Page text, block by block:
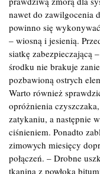
nawet do zawilgocenia
powinno się
– wiosną i jesienią.
siatkę zabezpieczającą
środku nie brakuje
pozbawioną ostrych
Warto również
opróżnienia
zatykaniu, a następnie
ciśnieniem. Ponadto
zimowych miesięcy
połączeń. – Drobne
tkaniną z powłoką